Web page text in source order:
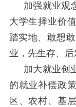
加强就业观
大学生择业价
踏实地、敢想
业，先生存、后
加大就业创
的就业补偿政
区、农村、基